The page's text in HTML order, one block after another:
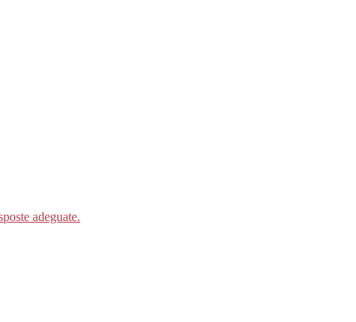
adeguate.